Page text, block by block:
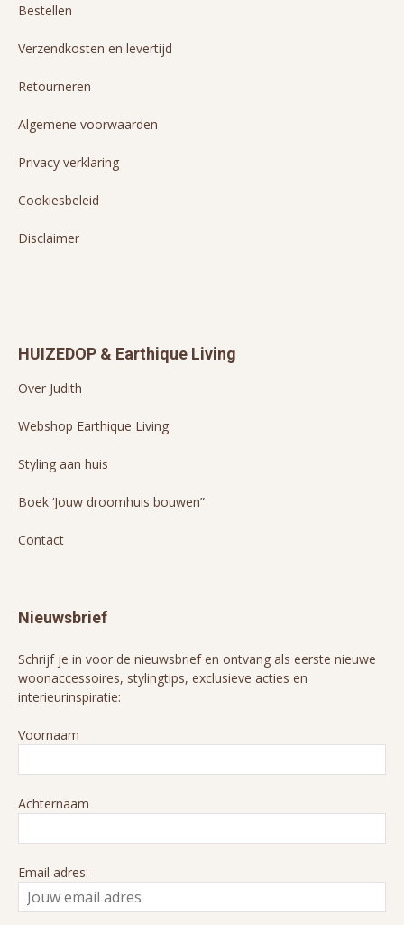
Bestellen
Verzendkosten en levertijd
Retourneren
Algemene voorwaarden
Privacy verklaring
Cookiesbeleid
Disclaimer
HUIZEDOP & Earthique Living
Over Judith
Webshop Earthique Living
Styling aan huis
Boek ‘Jouw droomhuis bouwen”
Contact
Nieuwsbrief
Schrijf je in voor de nieuwsbrief en ontvang als eerste nieuwe
woonaccessoires, stylingtips, exclusieve acties en
interieurinspiratie:
Voornaam
Achternaam
Email adres: